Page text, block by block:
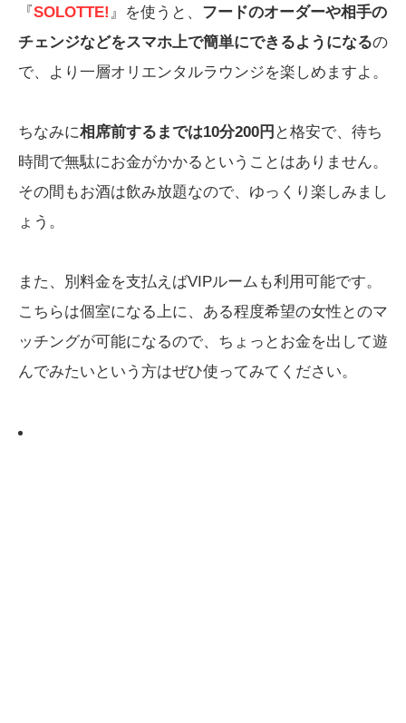
『SOLOTTE! 』を使うと、 フードのオーダーや相手の
チェンジなどをスマホ上で簡単にできるようになるの
で、より一層オリエンタルラウンジを楽しめますよ。
ちなみに相席前するまでは10分200円 と格安で、待ち
時間で無駄にお金がかかるということはありません。
その間もお酒は飲み放題なので、ゆっくり楽しみまし
ょう。
また、別料金を支払えばVIPルームも利用可能です。
こちらは個室になる上に、ある程度希望の女性とのマ
ッチングが可能になるので、ちょっとお金を出して遊
んでみたいという方はぜひ使ってみてください。